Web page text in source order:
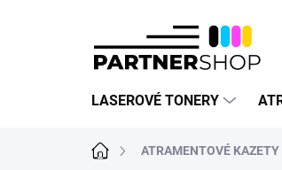
LASEROVÉ TONERY
DomovATRAMENTOVÉ KAZETY